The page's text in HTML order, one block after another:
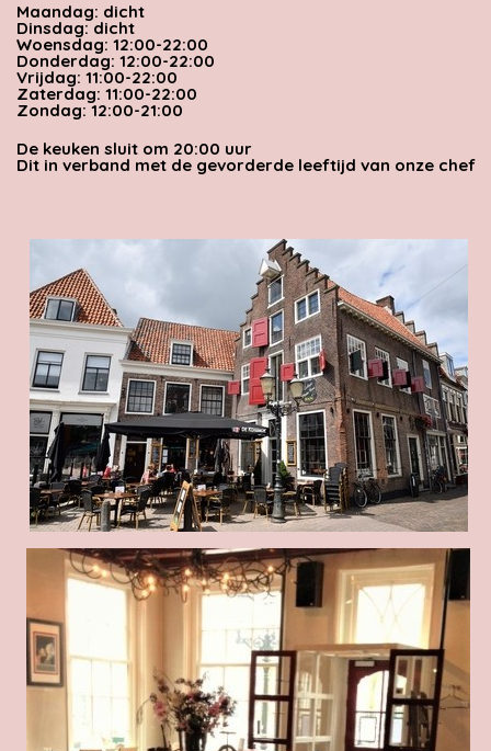
Maandag: dicht
Dinsdag: dicht
Woensdag: 12:00-22:00
Donderdag: 12:00-22:00
Vrijdag: 11:00-22:00
Zaterdag: 11:00-22:00
Zondag: 12:00-21:00
De keuken sluit om 20:00 uur
Dit in verband met de gevorderde leeftijd van onze chef